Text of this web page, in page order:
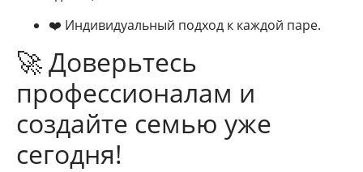
❤️ Индивидуальный подход к каждой паре.
🚀 Доверьтесь
профессионалам и
создайте семью уже
сегодня!